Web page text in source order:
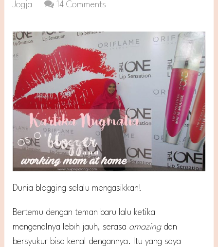
Jogja
14 Comments
Dunia blogging selalu mengasikkan!
Bertemu dengan teman baru lalu ketika
mengenalnya lebih jauh, serasa amazing dan
bersyukur bisa kenal dengannya. Itu yang saya